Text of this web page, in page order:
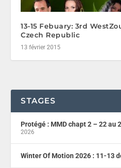
13-15 Febuary: 3rd
Czech Republic
13 février 2015
STAGES
Protégé : MMD chapt 2 – 22 au
2026
Winter Of Motion 2026 : 11-13